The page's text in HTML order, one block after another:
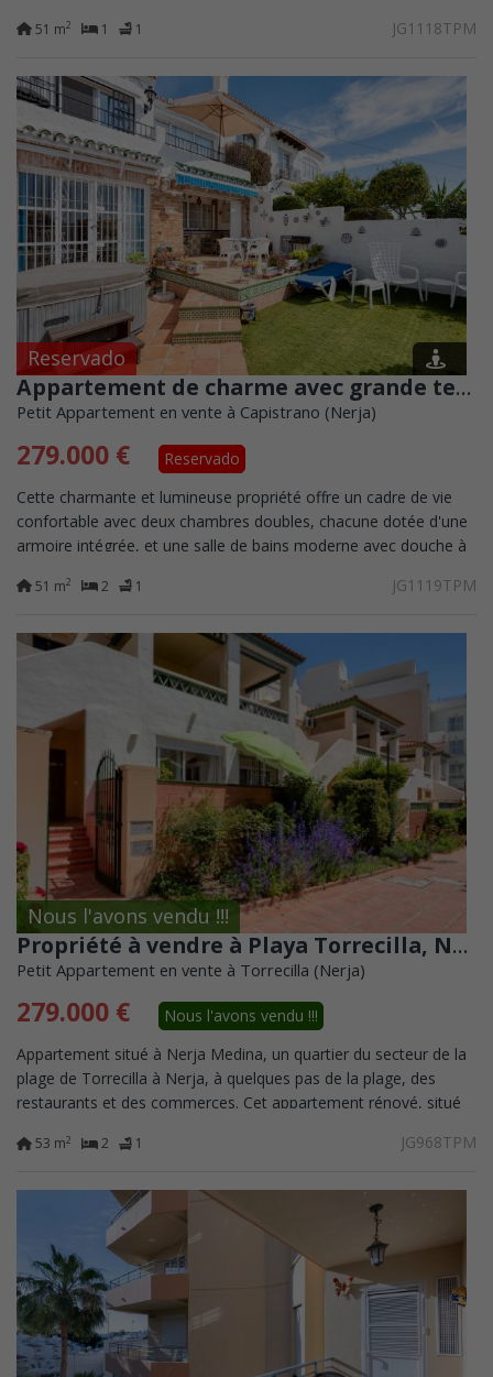
51 m2 1 1 JG1118TPM
Reservado
Appartement de charme avec grande terrasse, jardin, patio et jacuzzi privé
Petit Appartement en vente à Capistrano (Nerja)
279.000 €
Reservado
Cette charmante et lumineuse propriété offre un cadre de vie
confortable avec deux chambres doubles, chacune dotée d'une
armoire intégrée, et une salle de bains moderne avec douche à
51 m2 2 1 JG1119TPM
Nous l'avons vendu !!!
Propriété à vendre à Playa Torrecilla, Nerja
Petit Appartement en vente à Torrecilla (Nerja)
279.000 €
Nous l'avons vendu !!!
Appartement situé à Nerja Medina, un quartier du secteur de la
plage de Torrecilla à Nerja, à quelques pas de la plage, des
restaurants et des commerces. Cet appartement rénové, situé
53 m2 2 1 JG968TPM